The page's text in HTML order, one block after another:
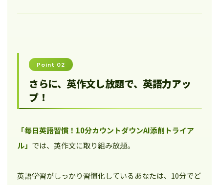
Point 02
さらに、英作文し放題で、英語力アッ
プ！
「毎日英語習慣！10分カウントダウンAI添削トライア
ル」 では、英作文に取り組み放題。
英語学習がしっかり習慣化しているあなたは、10分でど